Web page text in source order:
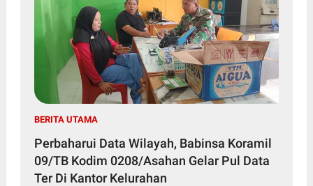
BERITA UTAMA
Perbaharui Data Wilayah, Babinsa Koramil
09/TB Kodim 0208/Asahan Gelar Pul Data
Ter Di Kantor Kelurahan